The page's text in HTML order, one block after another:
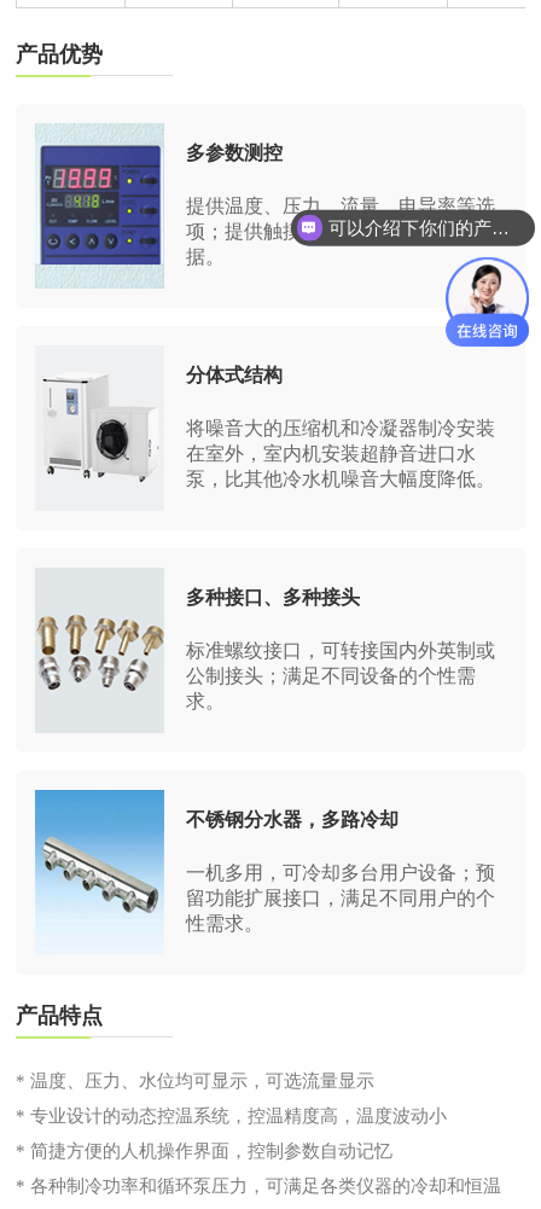
产品优势
多参数测控
提供温度、压力、流量、电导率等选
项；提供触摸彩屏版本，存储历史数
据。
分体式结构
将噪音大的压缩机和冷凝器制冷安装
在室外，室内机安装超静音进口水
泵，比其他冷水机噪音大幅度降低。
多种接口、多种接头
标准螺纹接口，可转接国内外英制或
公制接头；满足不同设备的个性需
求。
不锈钢分水器，多路冷却
一机多用，可冷却多台用户设备；预
留功能扩展接口，满足不同用户的个
性需求。
产品特点
* 温度、压力、水位均可显示，可选流量显示
* 专业设计的动态控温系统，控温精度高，温度波动小
* 简捷方便的人机操作界面，控制参数自动记忆
* 各种制冷功率和循环泵压力，可满足各类仪器的冷却和恒温
可以介绍下你们的产品么？